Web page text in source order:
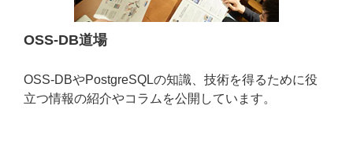
OSS-DB道場
OSS-DBやPostgreSQLの知識、技術を得るために役
立つ情報の紹介やコラムを公開しています。